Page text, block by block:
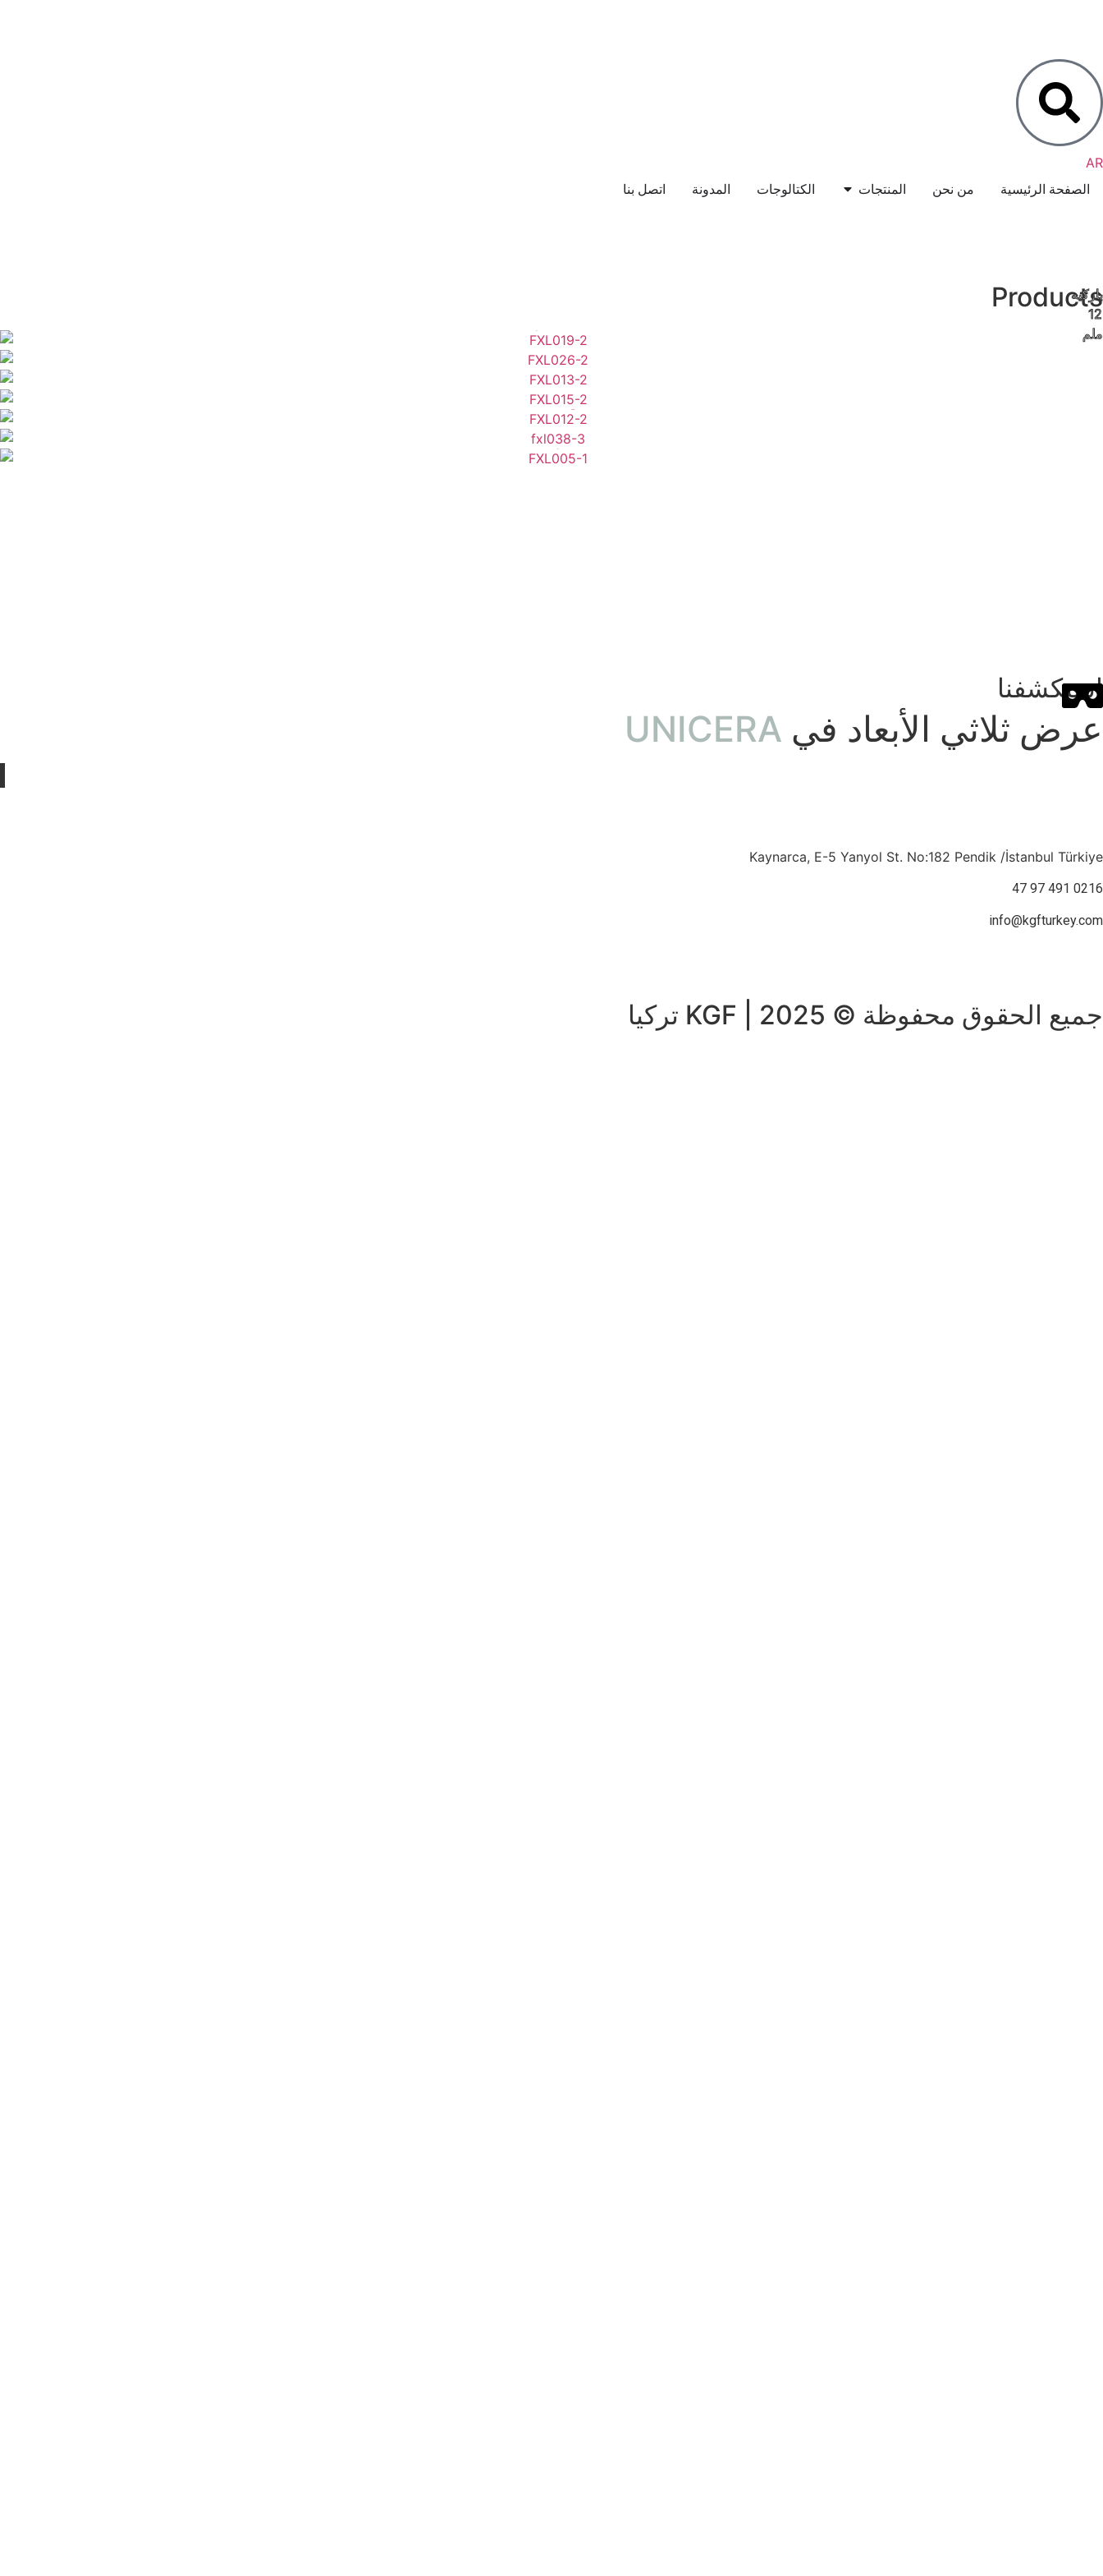
AR
EN
TR
الصفحة الرئيسية
من نحن المنتجات الكتالوجات المدونة اتصل بنا
باركيه
12
ملم
Products
Devine Oak
Kartaca
Nairobi
Peking
Samsun Oak
Tokyo
استكشفنا
عرض ثلاثي الأبعاد في UNICERA
Kaynarca, E-5 Yanyol St. No:182 Pendik /İstanbul Türkiye
0216 491 97 47
info@kgfturkey.com
جميع الحقوق محفوظة © 2025 | KGF تركيا